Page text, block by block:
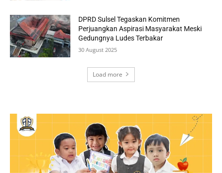
DPRD Sulsel Tegaskan Komitmen
Perjuangkan Aspirasi Masyarakat Meski
Gedungnya Ludes Terbakar
30 August 2025
Load more